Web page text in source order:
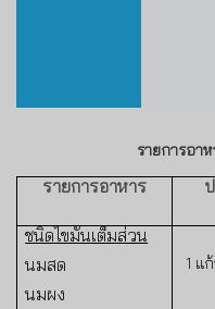
รายการอา
รายการอาหาร
ชนิดไขมันเต็มส่วน
นมสด
นมผง
1 แ